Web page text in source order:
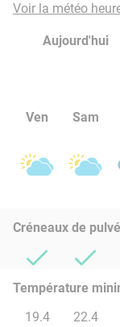
Voir la météo
Aujourd'hui
Ven Sam
Créneaux de
Température
19.4
22.4